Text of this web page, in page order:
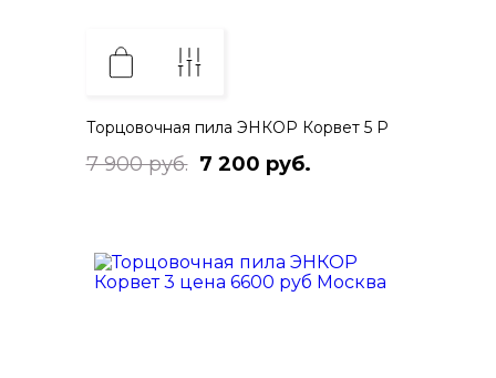
Торцовочная пила ЭНКОР Корвет 5 Р
7 900 руб. 7 200 руб.